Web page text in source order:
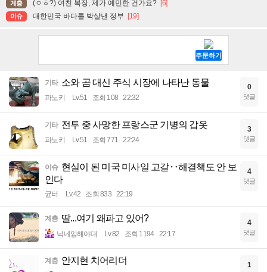
계층 (ㅇㅎ?) 여친 복장, 제가 예민한 건가요? [6]
이슈 대한민국 바다를 박살낸 정부 [19]
기타 소와 곰 대신 주식 시장에 나타난 동물
파노키 Lv.51 조회 108 22:32
0
댓글
기타 전투 중 사망한 프랑스군 기병의 갑옷
파노키 Lv.51 조회 771 22:24
3
댓글
이슈 현실이 된 미국 미사일 고갈‥해결책도 안 보
인다
균터 Lv.42 조회 833 22:19
4
댓글
계층 딸...여기 왜파고 있어?
닉네임해야대 Lv.82 조회 1194 22:17
4
댓글
계층 안지현 치어리더 1